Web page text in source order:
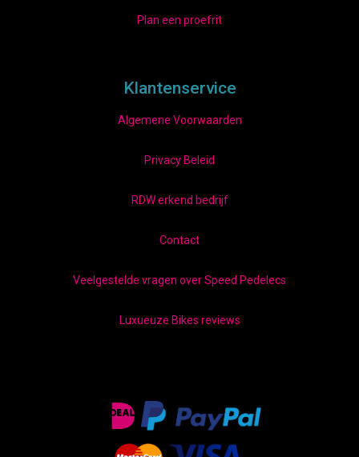
Plan een proefrit
Klantenservice
Algemene Voorwaarden
Privacy Beleid
RDW erkend bedrijf
Contact
Veelgestelde vragen over Speed Pedelecs
Luxueuze Bikes reviews